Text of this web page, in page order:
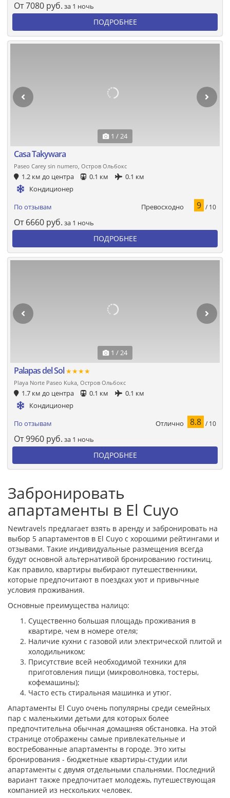
От7080 руб. за 1 ночь
ПОДРОБНЕЕ
1 / 24
Casa Takywara
Paseo Carey sin numero, Остров Ольбокс
1.2 км до центра 0.1 км
0.1 км
Кондиционер
По отзывам Превосходно 9 / 10
От 6660 руб. за 1 ночь
ПОДРОБНЕЕ
1 / 24
Palapas del Sol★★★★
Playa Norte Paseo Kuka, Остров Ольбокс
1.7 км до центра 0.1 км
0.1 км
Кондиционер
По отзывам Отлично 8.8 / 10
От9960 руб. за 1 ночь
ПОДРОБНЕЕ
Забронировать
апартаменты в El Cuyo
Newtravels предлагает взять в аренду и забронировать на
выбор 5 апартаментов в El Cuyo с хорошими рейтингами и
отзывами. Такие индивидуальные размещения всегда
будут основной альтернативой бронированию гостиниц.
Как правило, квартиры выбирают путешественники,
которые предпочитают в поездках уют и привычные
условия проживания.
Основные преимущества налицо:
Существенно большая площадь проживания в
квартире, чем в номере отеля;
Наличие кухни с газовой или электрической плитой и
холодильником;
Присутствие всей необходимой техники для
приготовления пищи (микроволновка, тостеры,
кофемашины);
Часто есть стиральная машинка и утюг.
Апартаменты El Cuyo очень популярны среди семейных
пар с маленькими детьми для которых более
предпочтительна обычная домашняя обстановка. На этой
странице отображены самые привлекательные и
востребованные апартаменты в городе. Это хиты
бронирования - бюджетные квартиры-студии или
апартаменты с двумя отдельными спальнями. Последний
вариант также предпочитает молодежь, путешествующая
компанией из нескольких человек.